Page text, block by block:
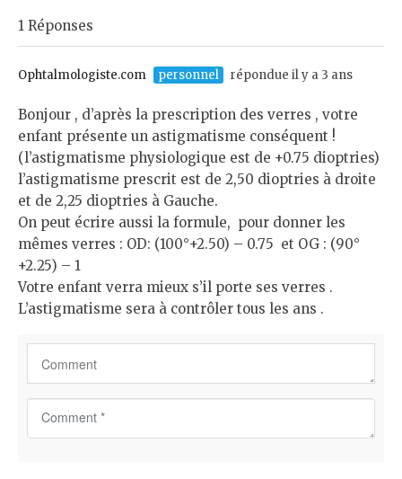
e
n
t
1 Réponses
Ophtalmologiste.com personnel répondue il y a 3 ans
Bonjour , d’après la prescription des verres , votre
enfant présente un astigmatisme conséquent !
(l’astigmatisme physiologique est de +0.75 dioptries)
l’astigmatisme prescrit est de 2,50 dioptries à droite
et de 2,25 dioptries à Gauche.
On peut écrire aussi la formule, pour donner les
mêmes verres : OD: (100°+2.50) – 0.75 et OG : (90°
+2.25) – 1
Votre enfant verra mieux s’il porte ses verres .
L’astigmatisme sera à contrôler tous les ans .